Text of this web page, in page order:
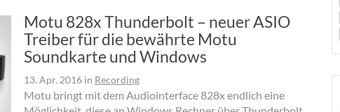
Motu 828x Thunderbolt – neuer ASIO
Treiber für die bewährte Motu
Soundkarte und Windows
13. Apr. 2016in Recording
Motu bringt mit dem Audiointerface 828x endlich eine